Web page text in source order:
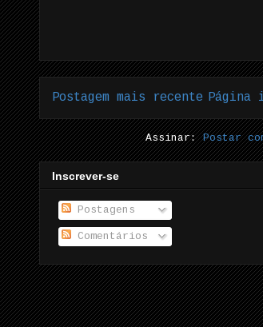
Postagem mais recente
Assinar:Postar
Inscrever-se
Postagens
Comentários